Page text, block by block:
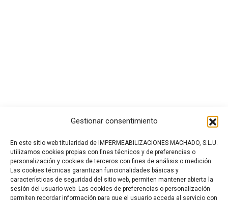
Gestionar consentimiento
En este sitio web titularidad de IMPERMEABILIZACIONES MACHADO, S.L.U.
utilizamos cookies propias con fines técnicos y de preferencias o
personalización y cookies de terceros con fines de análisis o medición.
Las cookies técnicas garantizan funcionalidades básicas y
características de seguridad del sitio web, permiten mantener abierta la
sesión del usuario web. Las cookies de preferencias o personalización
permiten recordar información para que el usuario acceda al servicio con